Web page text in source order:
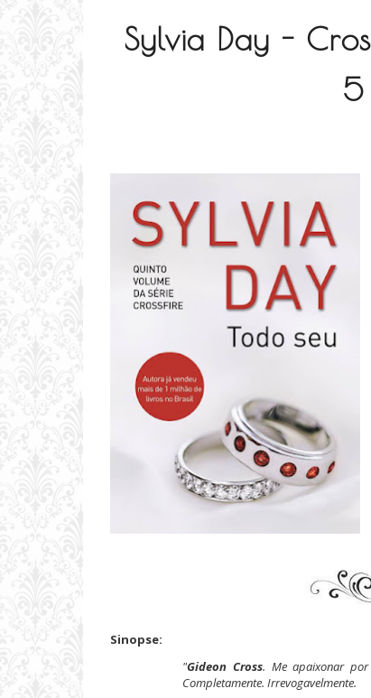
Sylvia Day -
5
Sinopse:
"Gideon Cross. Me apaixonar por
Completamente. Irrevogavelmente.